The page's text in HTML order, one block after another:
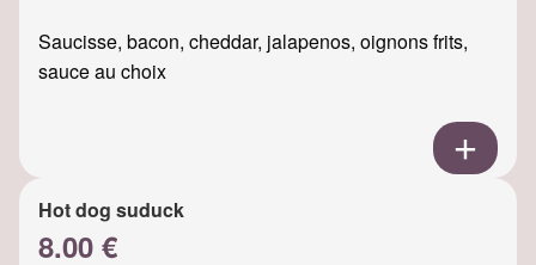
Saucisse, bacon, cheddar, jalapenos, oignons frits,
sauce au choix
Hot dog suduck
8.00 €